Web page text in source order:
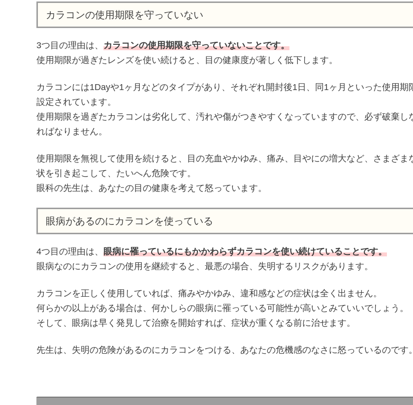
カラコンの使用期限を守っていない
3つ目の理由は、 カラコンの使用期限を守っていないことです。
使用期限が過ぎたレンズを使い続けると、目の健康度が著しく低下します。
カラコンには1Dayや1ヶ月などのタイプがあり、それぞれ開封後1日、同1ヶ月といった使用期
設定されています。
使用期限を過ぎたカラコンは劣化して、汚れや傷がつきやすくなっていますので、必ず破棄し
ればなりません。
使用期限を無視して使用を続けると、目の充血やかゆみ、痛み、目やにの増大など、さまざま
状を引き起こして、たいへん危険です。
眼科の先生は、あなたの目の健康を考えて怒っています。
眼病があるのにカラコンを使っている
4つ目の理由は、 眼病に罹っているにもかかわらずカラコンを使い続けていることです。
眼病なのにカラコンの使用を継続すると、最悪の場合、失明するリスクがあります。
カラコンを正しく使用していれば、痛みやかゆみ、違和感などの症状は全く出ません。
何らかの以上がある場合は、何かしらの眼病に罹っている可能性が高いとみていいでしょう。
そして、眼病は早く発見して治療を開始すれば、症状が重くなる前に治せます。
先生は、失明の危険があるのにカラコンをつける、あなたの危機感のなさに怒っているのです。